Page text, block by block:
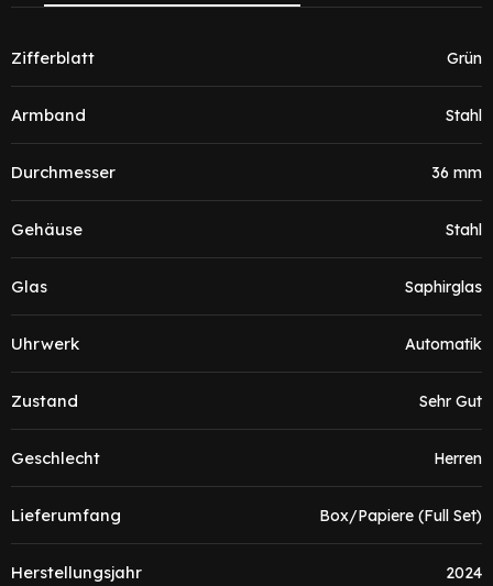
Zifferblatt Grün
Armband Stahl
Durchmesser 36 mm
Gehäuse Stahl
Glas Saphirglas
Uhrwerk Automatik
Zustand Sehr Gut
Geschlecht Herren
Lieferumfang Box/Papiere (Full Set)
Herstellungsjahr 2024